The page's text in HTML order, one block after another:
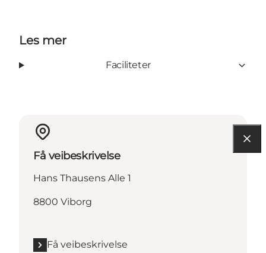
Les mer
Faciliteter
Få veibeskrivelse
Hans Thausens Alle 1
8800 Viborg
Få veibeskrivelse